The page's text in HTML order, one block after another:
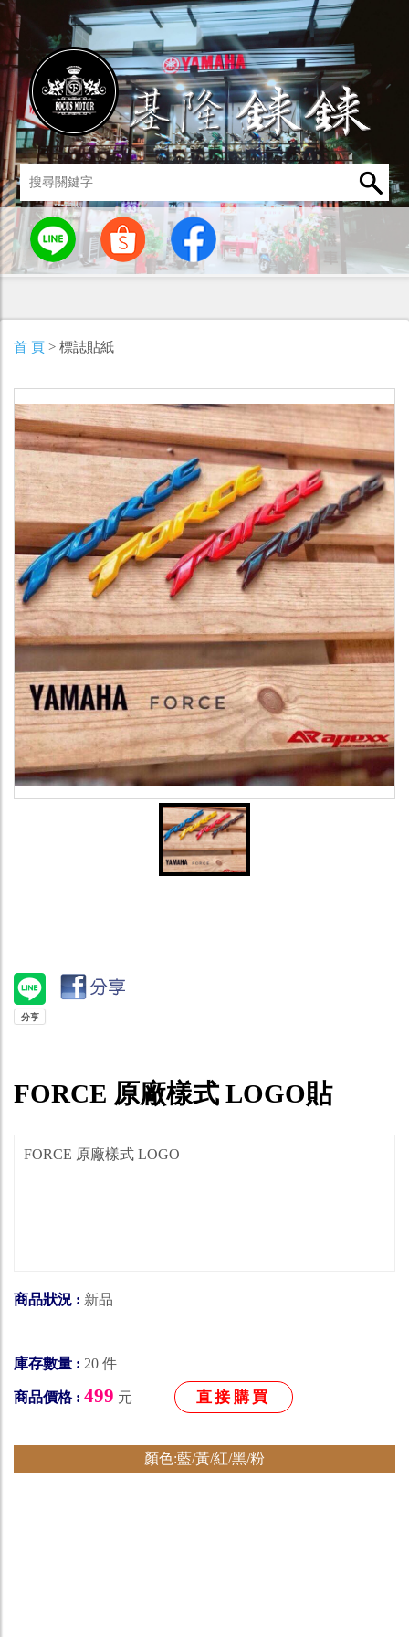
燈罩 / 燈泡 其他零組件 男性衣著 車身標誌 / 貼紙
首 頁 > 標誌貼紙
FORCE 原廠樣式 LOGO貼
FORCE 原廠樣式 LOGO
商品狀況 : 新品
庫存數量 : 20 件
商品價格 : 499 元 直接購買
顏色:藍/黃/紅/黑/粉